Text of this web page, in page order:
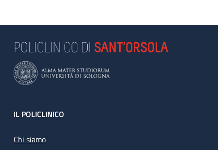
Footer
IL POLICLINICO
Chi siamo